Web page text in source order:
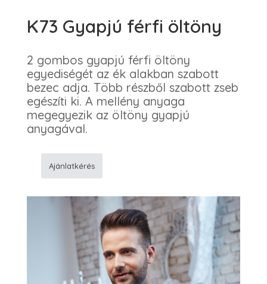
K73 Gyapjú férfi öltöny
2 gombos gyapjú férfi öltöny
egyediségét az ék alakban szabott
bezec adja. Több részből szabott zseb
egészíti ki. A mellény anyaga
megegyezik az öltöny gyapjú
anyagával.
férfi
Ajánlatkérés